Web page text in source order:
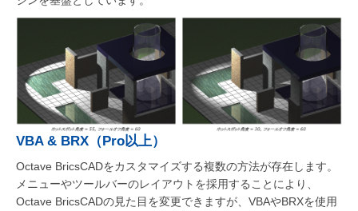
VBA & BRX（Pro以上）
Octave BricsCADをカスタマイズする複数の方法が存在します。
メニューやツールバーのレイアウトを採用することにより、
Octave BricsCADの見た目を変更できますが、VBAやBRXを使用